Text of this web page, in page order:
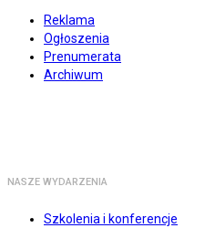
Reklama
Ogłoszenia
Prenumerata
Archiwum
NASZE WYDARZENIA
Szkolenia i konferencje